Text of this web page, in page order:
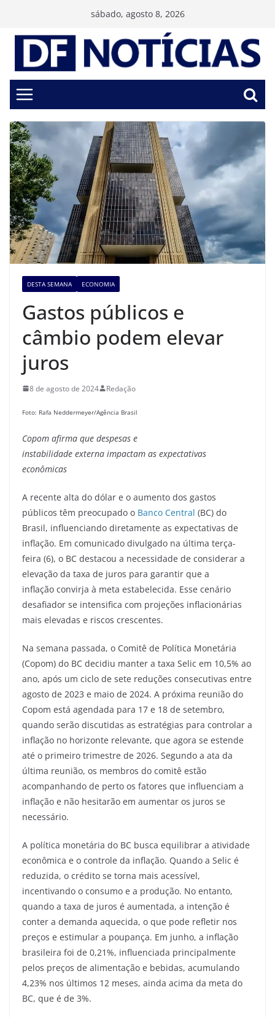
conteúdo
sábado, agosto 8, 2026
DESTA SEMANA ECONOMIA
Gastos públicos e
câmbio podem elevar
juros
8 de agosto de 2024 Redação
Foto: Rafa Neddermeyer/Agência Brasil
Copom afirma que despesas e
instabilidade externa impactam as expectativas
econômicas
A recente alta do dólar e o aumento dos gastos
públicos têm preocupado o Banco Central (BC) do
Brasil, influenciando diretamente as expectativas de
inflação. Em comunicado divulgado na última terça-
feira (6), o BC destacou a necessidade de considerar a
elevação da taxa de juros para garantir que a
inflação convirja à meta estabelecida. Esse cenário
desafiador se intensifica com projeções inflacionárias
mais elevadas e riscos crescentes.
Na semana passada, o Comitê de Política Monetária
(Copom) do BC decidiu manter a taxa Selic em 10,5% ao
ano, após um ciclo de sete reduções consecutivas entre
agosto de 2023 e maio de 2024. A próxima reunião do
Copom está agendada para 17 e 18 de setembro,
quando serão discutidas as estratégias para controlar a
inflação no horizonte relevante, que agora se estende
até o primeiro trimestre de 2026. Segundo a ata da
última reunião, os membros do comitê estão
acompanhando de perto os fatores que influenciam a
inflação e não hesitarão em aumentar os juros se
necessário.
A política monetária do BC busca equilibrar a atividade
econômica e o controle da inflação. Quando a Selic é
reduzida, o crédito se torna mais acessível,
incentivando o consumo e a produção. No entanto,
quando a taxa de juros é aumentada, a intenção é
conter a demanda aquecida, o que pode refletir nos
preços e estimular a poupança. Em junho, a inflação
brasileira foi de 0,21%, influenciada principalmente
pelos preços de alimentação e bebidas, acumulando
4,23% nos últimos 12 meses, ainda acima da meta do
BC, que é de 3%.